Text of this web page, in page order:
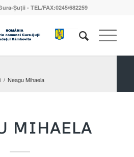
Șuții - TEL/FAX:0245/682259
/ Neagu Mihaela
MIHAELA